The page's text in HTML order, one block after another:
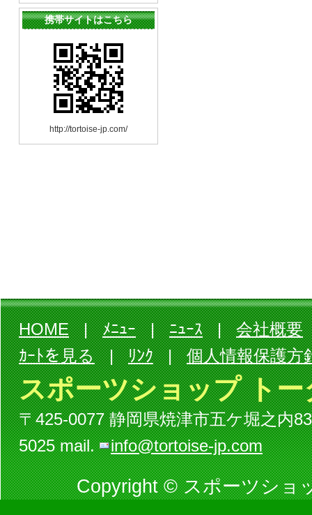
携帯サイトはこちら
http://tortoise-jp.com/
HOME|ﾒﾆｭｰ|ﾆｭｰｽ|会社概要
ｶｰﾄを見る|ﾘﾝｸ|個人情報保護方
スポーツショップ ト
〒425-0077 静岡県焼津市五ケ堀之内
5025 mail. info@tortoise-jp.com
Copyright © スポーツシ